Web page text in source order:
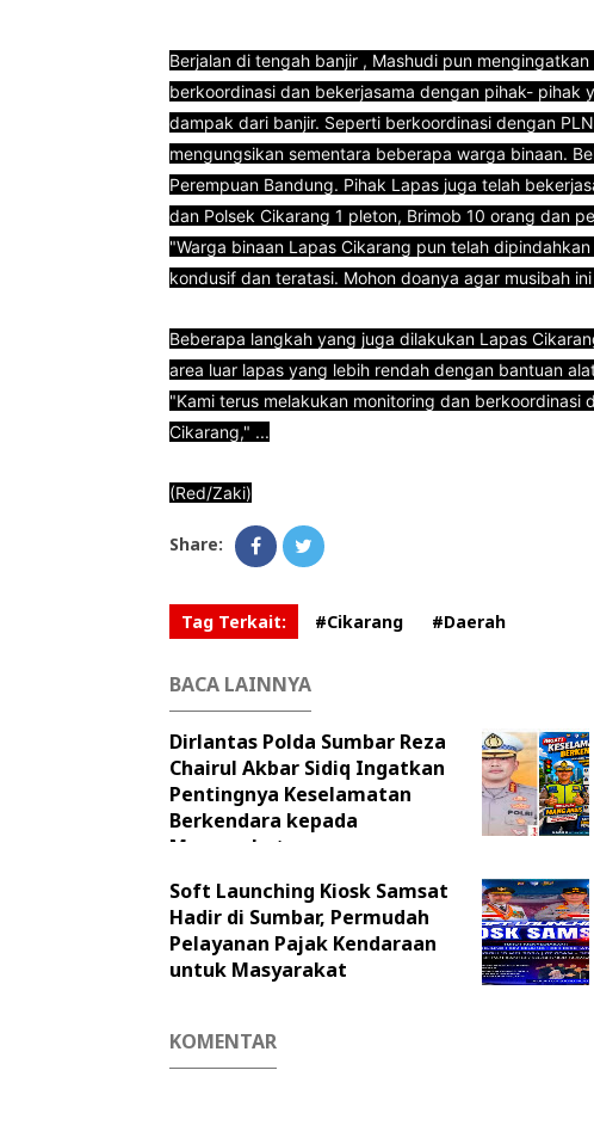
Berjalan di tengah banjir , Mashudi pun
berkoordinasi dan bekerjasama dengan pihak- pihak
dampak dari banjir. Seperti berkoordinasi dengan
mengungsikan sementara beberapa warga binaan.
Perempuan Bandung. Pihak Lapas juga telah
dan Polsek Cikarang 1 pleton, Brimob 10 orang dan
"Warga binaan Lapas Cikarang pun telah
kondusif dan teratasi. Mohon doanya agar musibah
Beberapa langkah yang juga dilakukan Lapas
area luar lapas yang lebih rendah dengan bantuan
"Kami terus melakukan monitoring dan
Cikarang," ...
(Red/Zaki)
Share:
Tag Terkait: #Cikarang #Daerah
BACA LAINNYA
Dirlantas Polda Sumbar Reza
Chairul Akbar Sidiq Ingatkan
Pentingnya Keselamatan
Berkendara kepada
Masyarakat
Soft Launching Kiosk Samsat
Hadir di Sumbar, Permudah
Pelayanan Pajak Kendaraan
untuk Masyarakat
KOMENTAR